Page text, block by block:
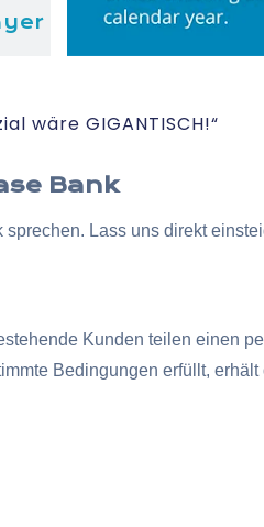
wäre GIGANTISCH!“
Bank
Lass uns direkt
Kunden teilen einen
Bedingungen erfüllt,